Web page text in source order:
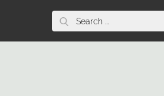
Search
for: